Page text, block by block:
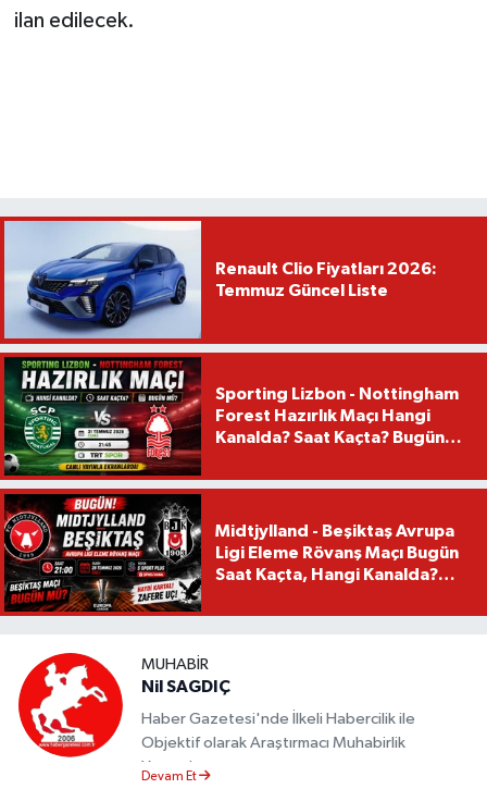
ilan edilecek.
Renault Clio Fiyatları 2026:
Temmuz Güncel Liste
Sporting Lizbon - Nottingham
Forest Hazırlık Maçı Hangi
Kanalda? Saat Kaçta? Bugün
Midtjylland - Beşiktaş Avrupa
Ligi Eleme Rövanş Maçı Bugün
Saat Kaçta, Hangi Kanalda?
MUHABIR
Nil SAGDIÇ
Haber Gazetesi'nde İlkeli Habercilik ile
Objektif olarak Araştırmacı Muhabirlik
Yapmaktayım.
Devam Et